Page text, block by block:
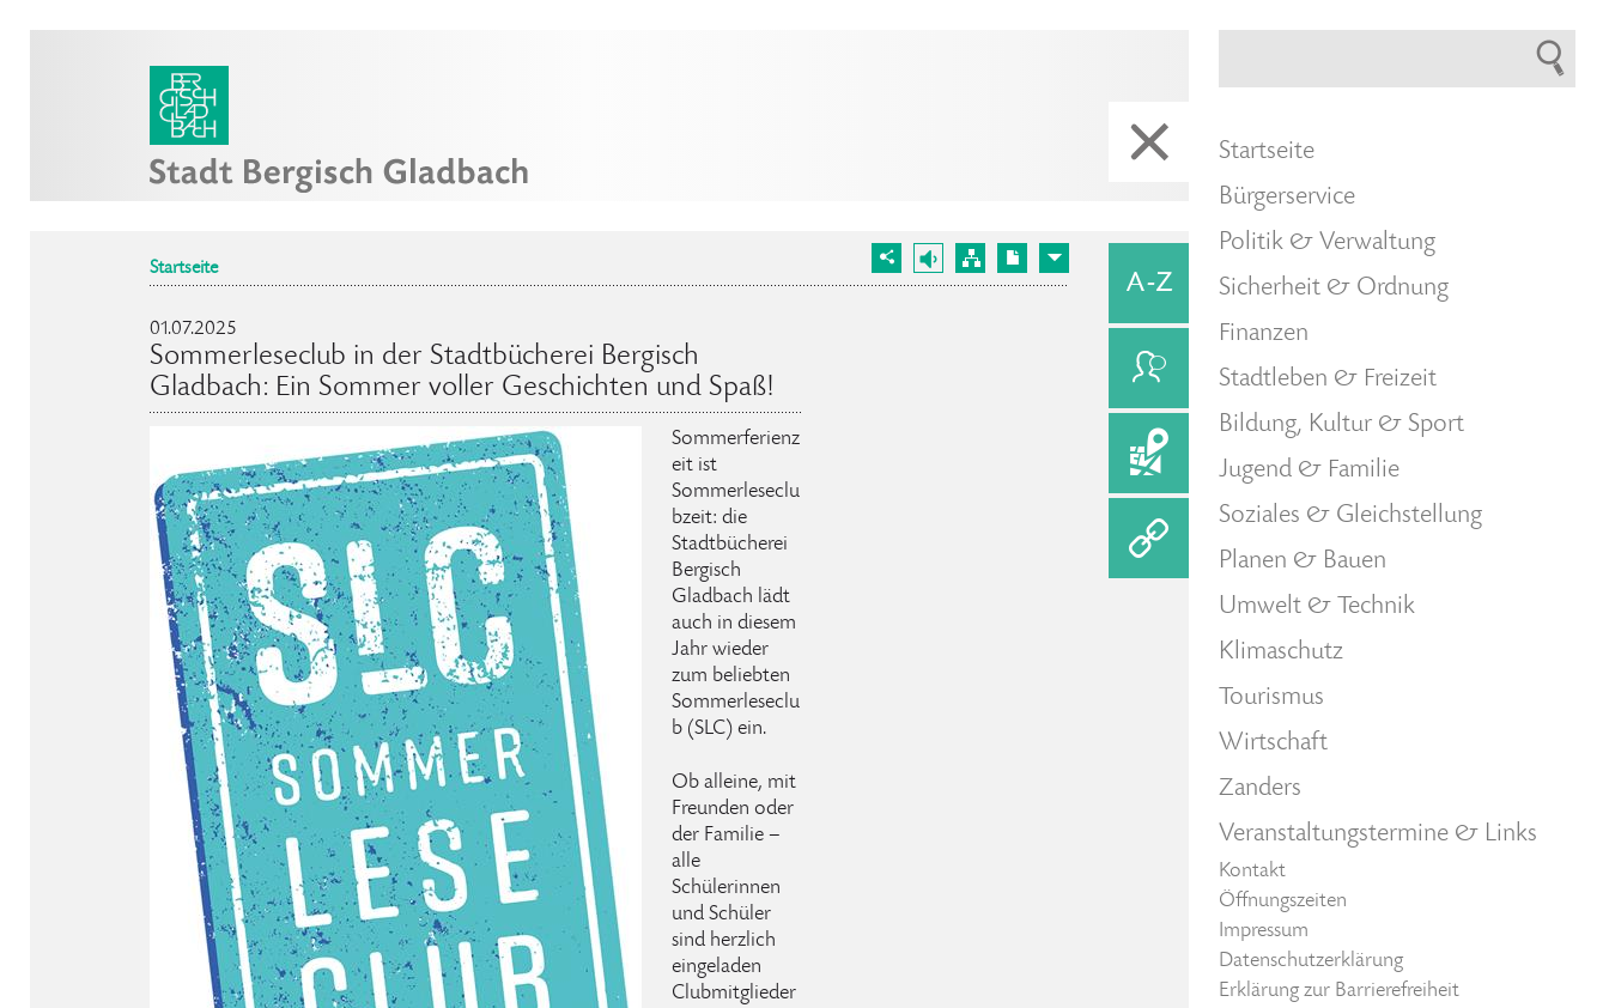
Startseite
01.07.2025
Sommerleseclub in der Stadtbücherei Bergisch
Gladbach: Ein Sommer voller Geschichten und Spaß!
Sommerferienz
eit ist
Sommerleseclu
bzeit: die
Stadtbücherei
Bergisch
Gladbach lädt
auch in diesem
Jahr wieder
zum beliebten
Sommerleseclu
b (SLC) ein.
Ob alleine, mit
Freunden oder
der Familie –
alle
Schülerinnen
und Schüler
sind herzlich
eingeladen
Clubmitglieder
Startseite
Bürgerservice
Politik & Verwaltung
Sicherheit & Ordnung
Finanzen
Stadtleben & Freizeit
Bildung, Kultur & Sport
Jugend & Familie
Soziales & Gleichstellung
Planen & Bauen
Umwelt & Technik
Klimaschutz
Tourismus
Wirtschaft
Zanders
Veranstaltungstermine & Links
Kontakt
Öffnungszeiten
Impressum
Datenschutzerklärung
Erklärung zur Barrierefreiheit